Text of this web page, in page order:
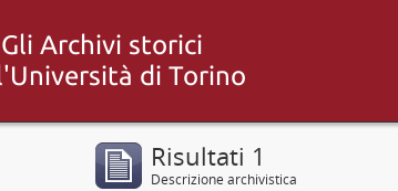
Risultati 1
Descrizione archivistica